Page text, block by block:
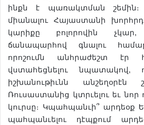
ինքն է պառակտման շեմին։
միանալու Հայաստանի
կարիքը բոլորովին
ճանապարհով գնալու
որոշումն անհրաժեշտ էր
վստահեցնելու նպատակով,
իշխանութիւնն անշեղօրէն
Ռուսաստանից կտրւելու եւ նոր
կուրսը։ Կպահպանւի՞ արդեօք
պահպանւելու դէպքում